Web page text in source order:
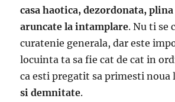
casa haotica, dezordonata,
aruncate la intamplare. Nu ti se
curatenie generala, dar este
locuinta ta sa fie cat de cat in
ca esti pregatit sa primesti noua
si demnitate.